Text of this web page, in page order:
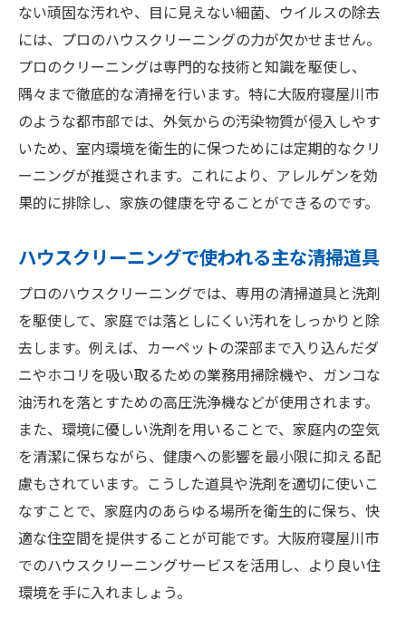
ない頑固な汚れや、目に見えない細菌、ウイルスの除去
には、プロのハウスクリーニングの力が欠かせません。
プロのクリーニングは専門的な技術と知識を駆使し、
隅々まで徹底的な清掃を行います。特に大阪府寝屋川市
のような都市部では、外気からの汚染物質が侵入しやす
いため、室内環境を衛生的に保つためには定期的なクリ
ーニングが推奨されます。これにより、アレルゲンを効
果的に排除し、家族の健康を守ることができるのです。
ハウスクリーニングで使われる主な清掃道具
プロのハウスクリーニングでは、専用の清掃道具と洗剤
を駆使して、家庭では落としにくい汚れをしっかりと除
去します。例えば、カーペットの深部まで入り込んだダ
ニやホコリを吸い取るための業務用掃除機や、ガンコな
油汚れを落とすための高圧洗浄機などが使用されます。
また、環境に優しい洗剤を用いることで、家庭内の空気
を清潔に保ちながら、健康への影響を最小限に抑える配
慮もされています。こうした道具や洗剤を適切に使いこ
なすことで、家庭内のあらゆる場所を衛生的に保ち、快
適な住空間を提供することが可能です。大阪府寝屋川市
でのハウスクリーニングサービスを活用し、より良い住
環境を手に入れましょう。